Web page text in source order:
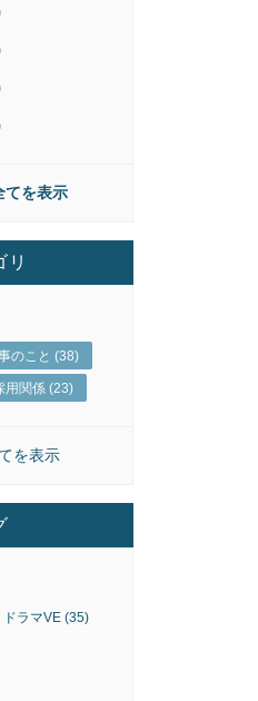
てを表示
リ
のこと (38)
用関係 (23)
を表示
ドラマVE (35)